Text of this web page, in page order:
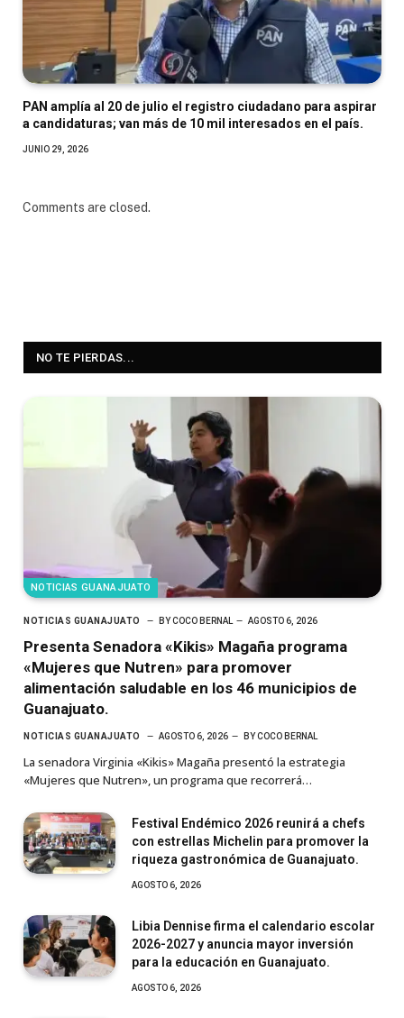
PAN amplía al 20 de julio el registro ciudadano para aspirar
a candidaturas; van más de 10 mil interesados en el país.
JUNIO 29, 2026
Comments are closed.
NO TE PIERDAS...
NOTICIAS GUANAJUATO
NOTICIAS GUANAJUATO BY COCO BERNAL AGOSTO 6, 2026
Presenta Senadora «Kikis» Magaña programa
«Mujeres que Nutren» para promover
alimentación saludable en los 46 municipios de
Guanajuato.
NOTICIAS GUANAJUATO AGOSTO 6, 2026 BY COCO BERNAL
La senadora Virginia «Kikis» Magaña presentó la estrategia
«Mujeres que Nutren», un programa que recorrerá…
Festival Endémico 2026 reunirá a chefs
con estrellas Michelin para promover la
riqueza gastronómica de Guanajuato.
AGOSTO 6, 2026
Libia Dennise firma el calendario escolar
2026-2027 y anuncia mayor inversión
para la educación en Guanajuato.
AGOSTO 6, 2026